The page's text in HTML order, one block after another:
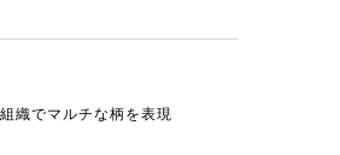
織でマルチな柄を表現